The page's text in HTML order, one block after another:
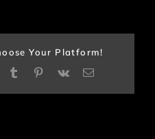
Your Platform!
TumblrPinterest
Vk
E-